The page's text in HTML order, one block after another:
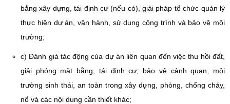
bằng xây dựng, tái định cư (nếu có), giải pháp tổ chức quản lý
thực hiện dự án, vận hành, sử dụng công trình và bảo vệ môi
trường;
c) Đánh giá tác động của dự án liên quan đến việc thu hồi đất,
giải phóng mặt bằng, tái định cư; bảo vệ cảnh quan, môi
trường sinh thái, an toàn trong xây dựng, phòng, chống cháy,
nổ và các nội dung cần thiết khác;